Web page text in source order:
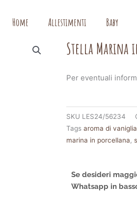
Home Allestimenti Baby
Stella Marina
Per eventuali
SKU LES24/56234
Tags aroma di vaniglia
marina in porcellana,
Se desideri
Whatsapp in